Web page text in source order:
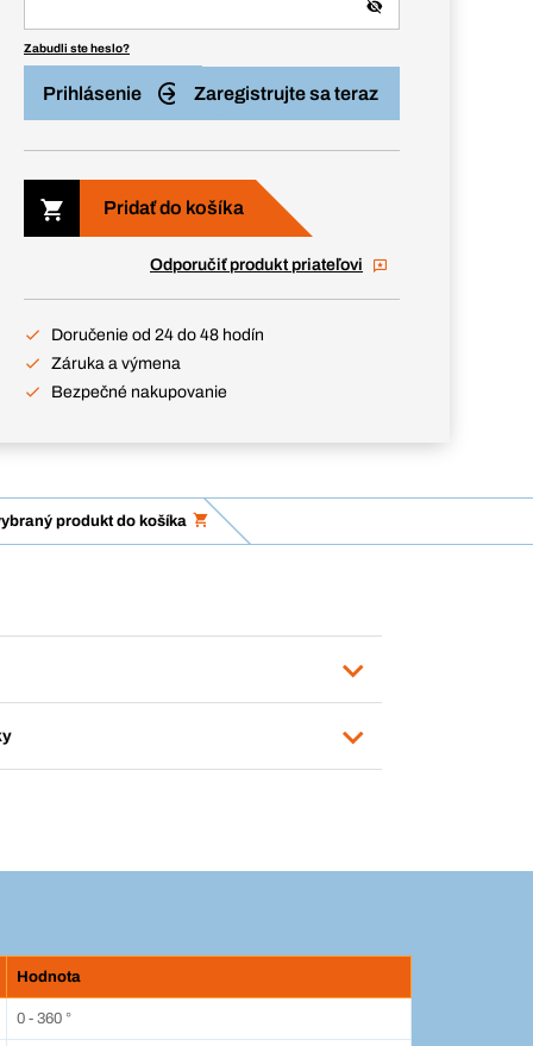
Zabudli ste heslo?
Prihlásenie Zaregistrujte sa teraz
Pridať do košíka
Odporučiť produkt priateľovi
Doručenie od 24 do 48 hodín
Záruka a výmena
Bezpečné nakupovanie
produkt do košíka
Hodnota
0 - 360 °